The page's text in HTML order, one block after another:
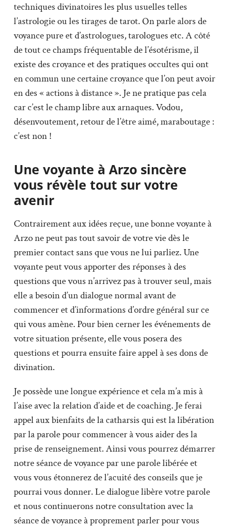
techniques divinatoires les plus usuelles telles
l’astrologie ou les tirages de tarot. On parle alors de
voyance pure et d’astrologues, tarologues etc. A côté
de tout ce champs fréquentable de l’ésotérisme, il
existe des croyance et des pratiques occultes qui ont
en commun une certaine croyance que l’on peut avoir
en des « actions à distance ». Je ne pratique pas cela
car c’est le champ libre aux arnaques. Vodou,
désenvoutement, retour de l’être aimé, maraboutage :
c’est non !
Une voyante à Arzo sincère
vous révèle tout sur votre
avenir
Contrairement aux idées reçue, une bonne voyante à
Arzo ne peut pas tout savoir de votre vie dès le
premier contact sans que vous ne lui parliez. Une
voyante peut vous apporter des réponses à des
questions que vous n’arrivez pas à trouver seul, mais
elle a besoin d’un dialogue normal avant de
commencer et d’informations d’ordre général sur ce
qui vous amène. Pour bien cerner les événements de
votre situation présente, elle vous posera des
questions et pourra ensuite faire appel à ses dons de
divination.
Je possède une longue expérience et cela m’a mis à
l’aise avec la relation d’aide et de coaching. Je ferai
appel aux bienfaits de la catharsis qui est la libération
par la parole pour commencer à vous aider des la
prise de renseignement. Ainsi vous pourrez démarrer
notre séance de voyance par une parole libérée et
vous vous étonnerez de l’acuité des conseils que je
pourrai vous donner. Le dialogue libère votre parole
et nous continuerons notre consultation avec la
séance de voyance à proprement parler pour vous